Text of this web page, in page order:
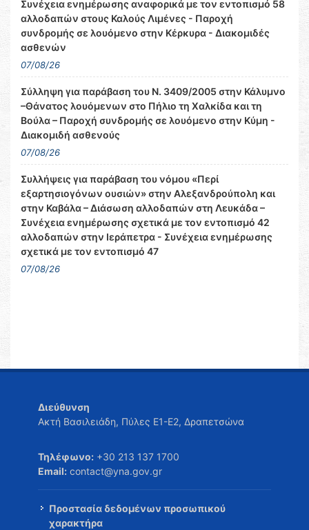
Συνέχεια ενημέρωσης αναφορικά με τον εντοπισμό 58
αλλοδαπών στους Καλούς Λιμένες - Παροχή
συνδρομής σε λουόμενο στην Κέρκυρα - Διακομιδές
ασθενών
07/08/26
Σύλληψη για παράβαση του Ν. 3409/2005 στην Κάλυμνο
–Θάνατος λουόμενων στο Πήλιο τη Χαλκίδα και τη
Βούλα – Παροχή συνδρομής σε λουόμενο στην Κύμη -
Διακομιδή ασθενούς
07/08/26
Συλλήψεις για παράβαση του νόμου «Περί
εξαρτησιογόνων ουσιών» στην Αλεξανδρούπολη και
στην Καβάλα – Διάσωση αλλοδαπών στη Λευκάδα –
Συνέχεια ενημέρωσης σχετικά με τον εντοπισμό 42
αλλοδαπών στην Ιεράπετρα - Συνέχεια ενημέρωσης
σχετικά με τον εντοπισμό 47
07/08/26
Διεύθυνση
Ακτή Βασιλειάδη, Πύλες Ε1-Ε2, Δραπετσώνα
Τηλέφωνο: +30 213 137 1700
Email: contact@yna.gov.gr
Προστασία δεδομένων προσωπικού
χαρακτήρα